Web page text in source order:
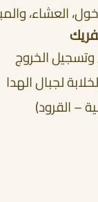
العشاء،
وتسجيل الخروج
لجبال الهدا
– القرود)